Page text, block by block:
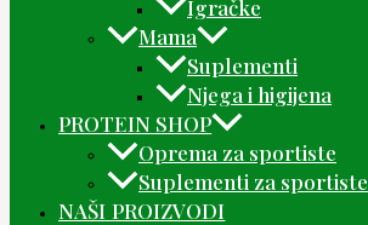
Igračke
Mama
Suplementi
Njega i higijena
PROTEIN SHOP
Oprema za sportiste
Suplementi za sportiste
NAŠI PROIZVODI